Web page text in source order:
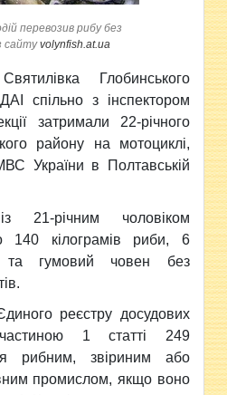
перевозив рибу без
сайтуvolynfish.at.ua
Глобинського
спільно з інспектором
затримали 22-річного
району на мотоциклі,
України в Полтавській
21-річним чоловіком
140 кілограмів риби, 6
та гумовий човен без
реєстру досудових
1 статті 249
рибним, звіриним або
промислом, якщо воно